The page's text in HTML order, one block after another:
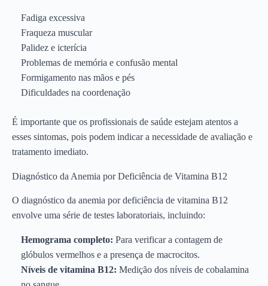
Fadiga excessiva
Fraqueza muscular
Palidez e icterícia
Problemas de memória e confusão mental
Formigamento nas mãos e pés
Dificuldades na coordenação
É importante que os profissionais de saúde estejam atentos a
esses sintomas, pois podem indicar a necessidade de avaliação e
tratamento imediato.
Diagnóstico da Anemia por Deficiência de Vitamina B12
O diagnóstico da anemia por deficiência de vitamina B12
envolve uma série de testes laboratoriais, incluindo:
Hemograma completo: Para verificar a contagem de
glóbulos vermelhos e a presença de macrocitos.
Níveis de vitamina B12: Medição dos níveis de cobalamina